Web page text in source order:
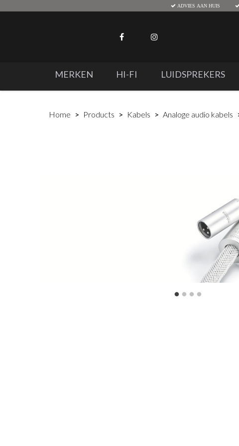
ADVIES AAN HUIS
MERKEN HI-FI LUIDSPREKERS
Home Products Kabels Analoge audio kabels